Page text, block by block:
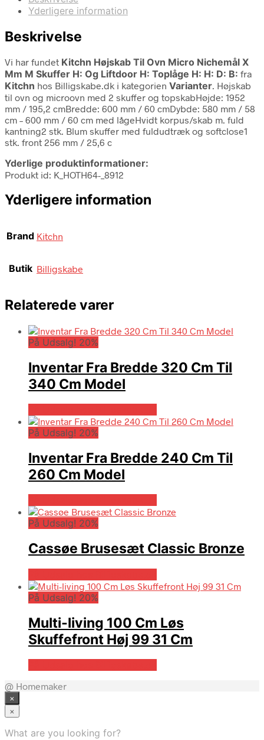
Yderligere information
Beskrivelse
Vi har fundet Kitchn Højskab Til Ovn Micro Nichemål X
Mm M Skuffer H: Og Liftdoor H: Toplåge H: H: D: B: fra
Kitchn hos Billigskabe.dk i kategorien Varianter. Højskab
til ovn og microovn med 2 skuffer og topskabHøjde: 1952
mm / 195,2 cmBredde: 600 mm / 60 cmDybde: 580 mm / 58
cm – 600 mm / 60 cm med lågeHvidt korpus/skab m. fuld
kantning2 stk. Blum skuffer med fuldudtræk og softclose1
stk. front 256 mm / 25,6 c
Yderlige produktinformationer:
Produkt id: K_HOTH64-_8912
Yderligere information
Brand Kitchn
Butik Billigskabe
Relaterede varer
På Udsalg! 20%
Inventar Fra Bredde 320 Cm Til
340 Cm Model
På Udsalg! 20%
Inventar Fra Bredde 240 Cm Til
260 Cm Model
På Udsalg! 20%
Cassøe Brusesæt Classic Bronze
På Udsalg! 20%
Multi-living 100 Cm Løs
Skuffefront Høj 99 31 Cm
@ Homemaker
×
×
What are you looking for?